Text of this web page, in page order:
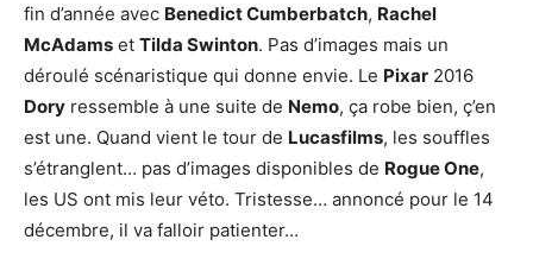
fin d’année avec Benedict Cumberbatch, Rachel
McAdams et Tilda Swinton. Pas d’images mais un
déroulé scénaristique qui donne envie. Le Pixar 2016
Dory ressemble à une suite de Nemo, ça robe bien, ç’en
est une. Quand vient le tour de Lucasfilms, les souffles
s’étranglent… pas d’images disponibles de Rogue One,
les US ont mis leur véto. Tristesse… annoncé pour le 14
décembre, il va falloir patienter…